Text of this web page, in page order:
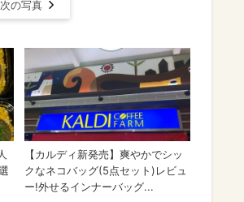
次の写真